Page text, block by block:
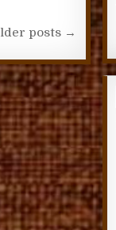
posts →